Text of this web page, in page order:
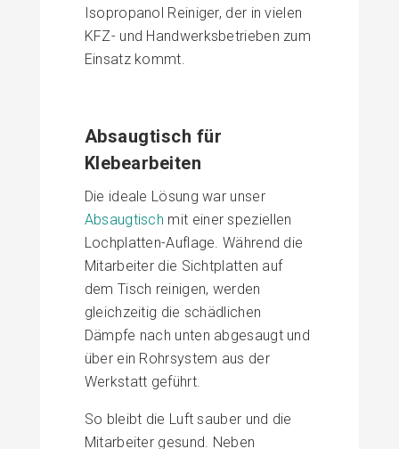
Isopropanol Reiniger, der in vielen
KFZ- und Handwerksbetrieben zum
Einsatz kommt.
Absaugtisch für
Klebearbeiten
Die ideale Lösung war unser
Absaugtisch mit einer speziellen
Lochplatten-Auflage. Während die
Mitarbeiter die Sichtplatten auf
dem Tisch reinigen, werden
gleichzeitig die schädlichen
Dämpfe nach unten abgesaugt und
über ein Rohrsystem aus der
Werkstatt geführt.
So bleibt die Luft sauber und die
Mitarbeiter gesund. Neben